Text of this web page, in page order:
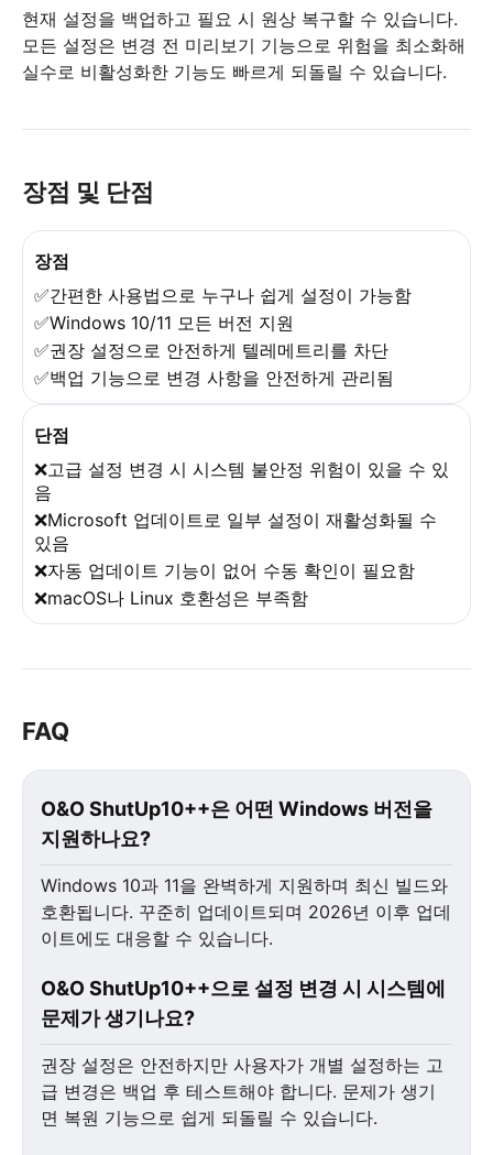
현재 설정을 백업하고 필요 시 원상 복구할 수 있습니다.
모든 설정은 변경 전 미리보기 기능으로 위험을 최소화해
실수로 비활성화한 기능도 빠르게 되돌릴 수 있습니다.
장점 및 단점
장점
✅간편한 사용법으로 누구나 쉽게 설정이 가능함
✅Windows 10/11 모든 버전 지원
✅권장 설정으로 안전하게 텔레메트리를 차단
✅백업 기능으로 변경 사항을 안전하게 관리됨
단점
❌고급 설정 변경 시 시스템 불안정 위험이 있을 수 있
음
❌Microsoft 업데이트로 일부 설정이 재활성화될 수
있음
❌자동 업데이트 기능이 없어 수동 확인이 필요함
❌macOS나 Linux 호환성은 부족함
FAQ
O&O ShutUp10++은 어떤 Windows 버전을
지원하나요?
Windows 10과 11을 완벽하게 지원하며 최신 빌드와
호환됩니다. 꾸준히 업데이트되며 2026년 이후 업데
이트에도 대응할 수 있습니다.
O&O ShutUp10++으로 설정 변경 시 시스템에
문제가 생기나요?
권장 설정은 안전하지만 사용자가 개별 설정하는 고
급 변경은 백업 후 테스트해야 합니다. 문제가 생기
면 복원 기능으로 쉽게 되돌릴 수 있습니다.